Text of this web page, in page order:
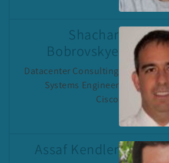
Shachar
Bobrovskye
Datacenter Consulting
Systems Engineer
Cisco
Assaf Kendler